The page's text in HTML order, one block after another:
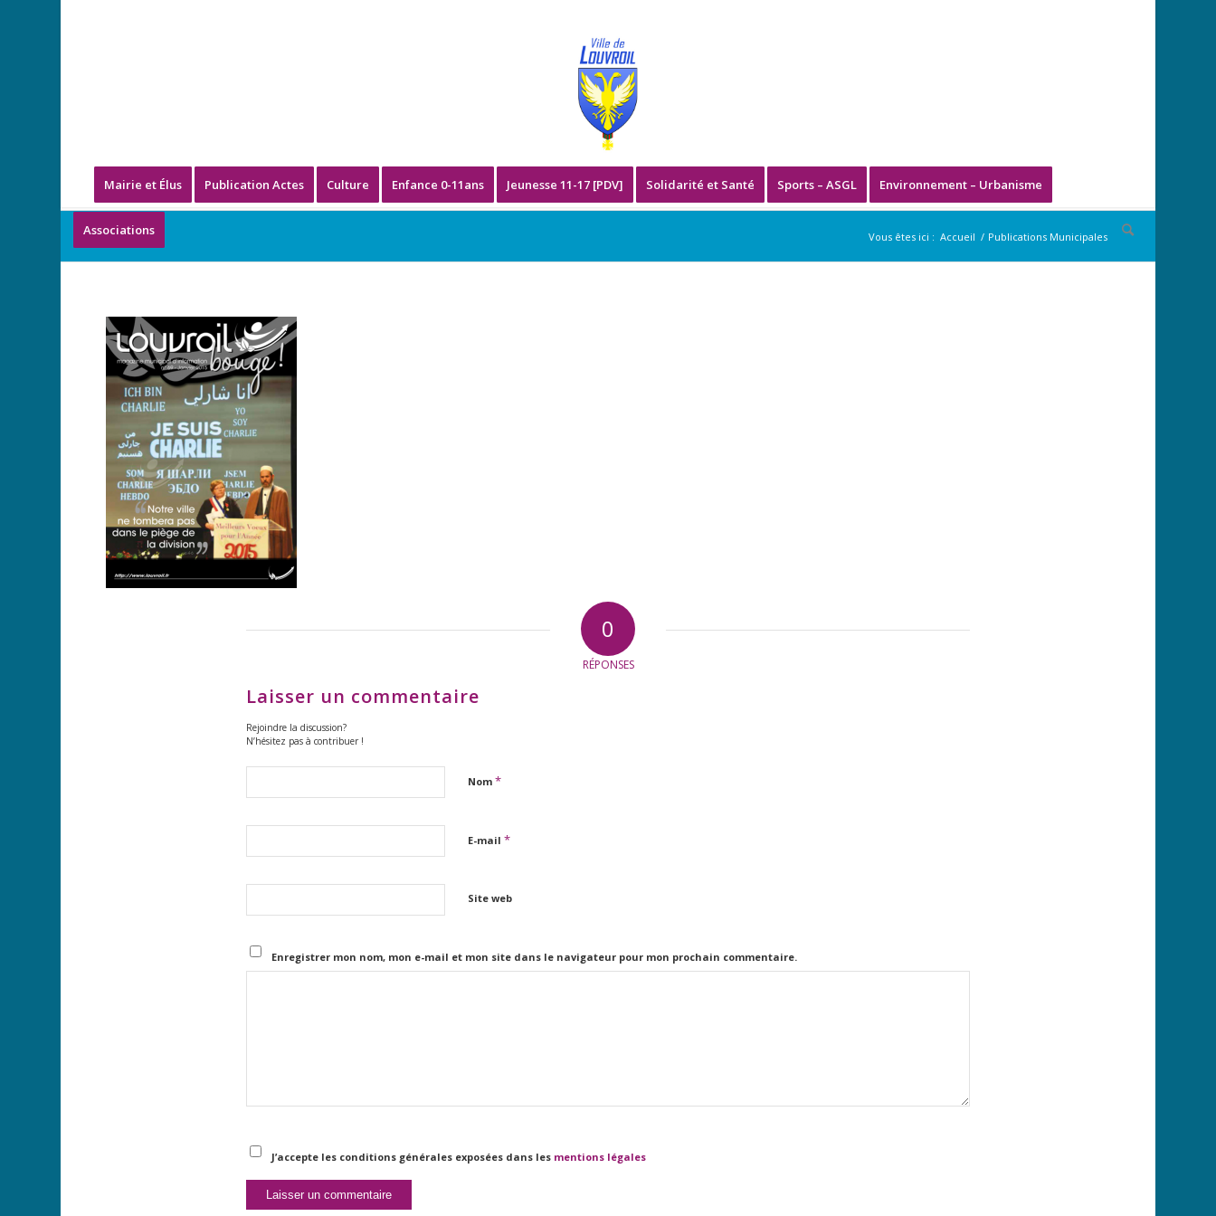
Mairie et Élus Publication Actes Culture Enfance 0-11ans Jeunesse 11-17 [PDV] Solidarité et Santé Sports – ASGL Environnement – Urbanisme
Associations Vous êtes ici : Accueil / Publications Municipales
0
RÉPONSES
Laisser un commentaire
Rejoindre la discussion?
N’hésitez pas à contribuer !
Nom *
E-mail *
Site web
Enregistrer mon nom, mon e-mail et mon site dans le navigateur pour mon prochain commentaire.
J’accepte les conditions générales exposées dans les mentions légales